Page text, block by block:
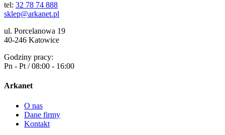
tel: 32 78 74 888
sklep@arkanet.pl
ul. Porcelanowa 19
40-246 Katowice
Godziny pracy:
Pn - Pt / 08:00 - 16:00
Arkanet
O nas
Dane firmy
Kontakt